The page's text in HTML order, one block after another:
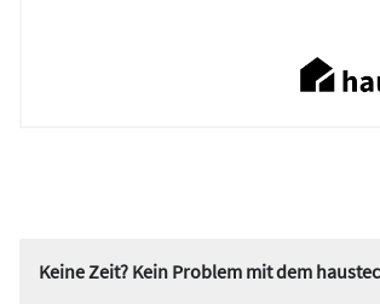
Keine Zeit? Kein Problem mit dem